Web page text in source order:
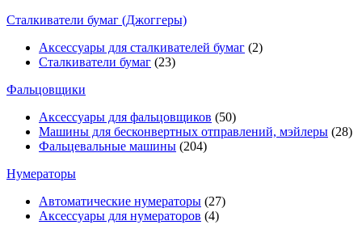
Сталкиватели бумаг (Джоггеры)
Аксессуары для сталкивателей бумаг (2)
Сталкиватели бумаг (23)
Фальцовщики
Аксессуары для фальцовщиков (50)
Машины для бесконвертных отправлений, мэйлеры (28)
Фальцевальные машины (204)
Нумераторы
Автоматические нумераторы (27)
Аксессуары для нумераторов (4)